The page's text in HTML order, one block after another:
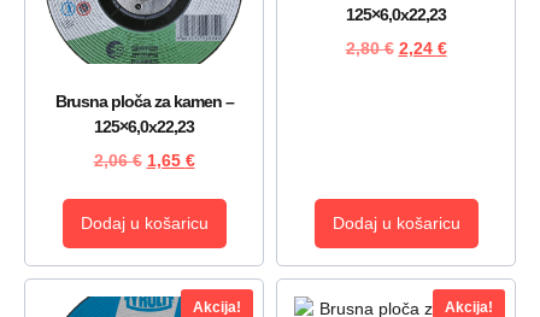
Brusna ploča za kamen –
125×6,0x22,23
2,06€ 1,65 €
Dodaj u košaricu
125×6,0x22,23
2,80€ 2,24 €
Dodaj u košaricu
Akcija! Akcija!